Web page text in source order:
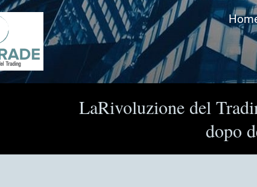
LaRivoluzione del
dopo